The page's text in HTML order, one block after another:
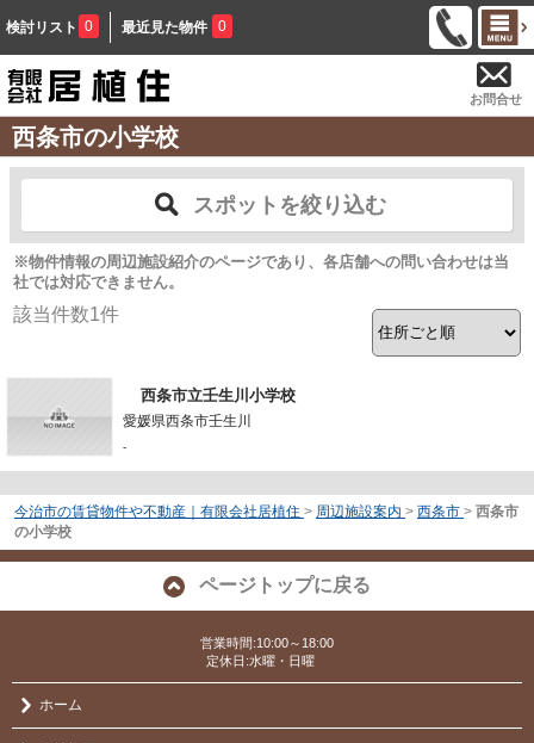
検討リスト 0 最近見た物件 0
お問合せ
西条市の小学校
スポットを絞り込む
※物件情報の周辺施設紹介のページであり、各店舗への問い合わせは当
社では対応できません。
該当件数1件
西条市立壬生川小学校
愛媛県西条市壬生川
-
今治市の賃貸物件や不動産｜有限会社居植住 > 周辺施設案内 > 西条市 > 西条市
の小学校
ページトップに戻る
営業時間:10:00～18:00
定休日:水曜・日曜
ホーム